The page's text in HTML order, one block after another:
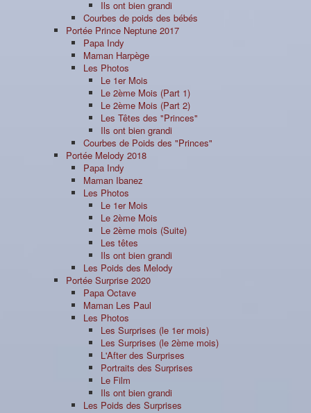
Ils ont bien grandi
Courbes de poids des bébés
Portée Prince Neptune 2017
Papa Indy
Maman Harpège
Les Photos
Le 1er Mois
Le 2ème Mois (Part 1)
Le 2ème Mois (Part 2)
Les Têtes des "Princes"
Ils ont bien grandi
Courbes de Poids des "Princes"
Portée Melody 2018
Papa Indy
Maman Ibanez
Les Photos
Le 1er Mois
Le 2ème Mois
Le 2ème mois (Suite)
Les têtes
Ils ont bien grandi
Les Poids des Melody
Portée Surprise 2020
Papa Octave
Maman Les Paul
Les Photos
Les Surprises (le 1er mois)
Les Surprises (le 2ème mois)
L'After des Surprises
Portraits des Surprises
Le Film
Ils ont bien grandi
Les Poids des Surprises